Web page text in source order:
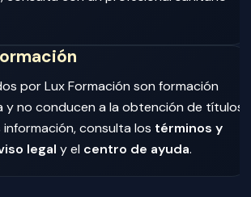
por Lux Formación son formación
y no conducen a la obtención de títulos
información, consulta los términos y
legal y el centro de ayuda.